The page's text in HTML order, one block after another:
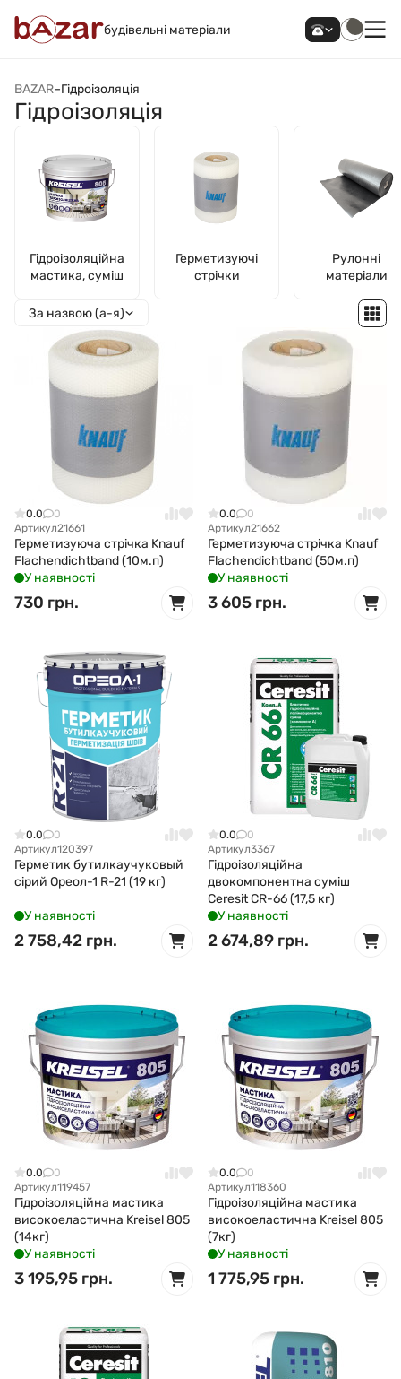
будівельні матеріали
BAZAR–Гідроізоляція
Гідроізоляція
Гідроізоляційна
мастика, суміш
Герметизуючі
стрічки
Рулонні
матеріали
За назвою (а-я)
0.0
0
Артикул21661
Герметизуюча стрічка Knauf
Flachendichtband (10м.п)
У наявності
730 грн.
0.0
0
Артикул21662
Герметизуюча стрічка Knauf
Flachendichtband (50м.п)
У наявності
3 605 грн.
0.0
0
Артикул120397
Герметик бутилкаучуковый
сірий Ореол-1 R-21 (19 кг)
У наявності
2 758,42 грн.
0.0
0
Артикул3367
Гідроізоляційна
двокомпонентна суміш
Ceresit CR-66 (17,5 кг)
У наявності
2 674,89 грн.
0.0
0
Артикул119457
Гідроізоляційна мастика
високоеластична Kreisel 805
(14кг)
У наявності
3 195,95 грн.
0.0
0
Артикул118360
Гідроізоляційна мастика
високоеластична Kreisel 805
(7кг)
У наявності
1 775,95 грн.